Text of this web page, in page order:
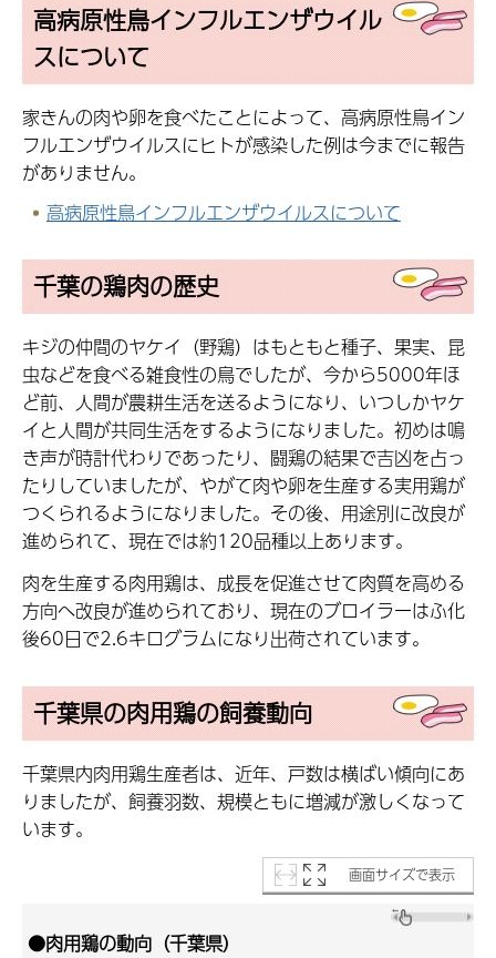
高病原性鳥インフルエンザウイル
スについて
家きんの肉や卵を食べたことによって、高病原性鳥イン
フルエンザウイルスにヒトが感染した例は今までに報告
がありません。
高病原性鳥インフルエンザウイルスについて
千葉の鶏肉の歴史
キジの仲間のヤケイ（野鶏）はもともと種子、果実、昆
虫などを食べる雑食性の鳥でしたが、今から5000年ほ
ど前、人間が農耕生活を送るようになり、いつしかヤケ
イと人間が共同生活をするようになりました。初めは鳴
き声が時計代わりであったり、闘鶏の結果で吉凶を占っ
たりしていましたが、やがて肉や卵を生産する実用鶏が
つくられるようになりました。その後、用途別に改良が
進められて、現在では約120品種以上あります。
肉を生産する肉用鶏は、成長を促進させて肉質を高める
方向へ改良が進められており、現在のブロイラーはふ化
後60日で2.6キログラムになり出荷されています。
千葉県の肉用鶏の飼養動向
千葉県内肉用鶏生産者は、近年、戸数は横ばい傾向にあ
りましたが、飼養羽数、規模ともに増減が激しくなって
います。
画面サイズで表示
●肉用鶏の動向（千葉県）